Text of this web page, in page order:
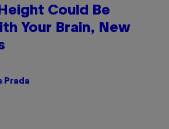
Could Be
Your Brain, New
Prada